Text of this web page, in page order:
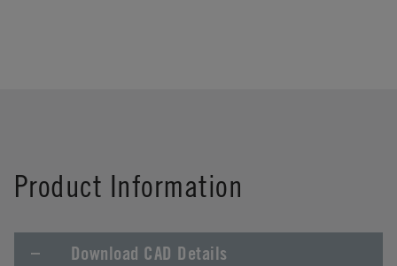
Product Information
Download CAD Details